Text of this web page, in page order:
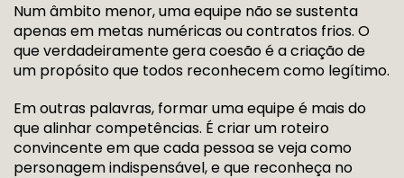
Num âmbito menor, uma equipe não se sustenta
apenas em metas numéricas ou contratos frios. O
que verdadeiramente gera coesão é a criação de
um propósito que todos reconhecem como legítimo.
Em outras palavras, formar uma equipe é mais do
que alinhar competências. É criar um roteiro
convincente em que cada pessoa se veja como
personagem indispensável, e que reconheça no